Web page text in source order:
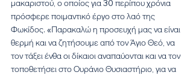
μακαριστού, ο οποίος για 30 περίπου χρόνια
πρόσφερε ποιμαντικό έργο στο λαό της
Φωκίδος. «Παρακαλώ η προσευχή μας να είναι
θερμή και να ζητήσουμε από τον Άγιο Θεό, να
τον τάξει ένθα οι δίκαιοι αναπαύονται και να τον
τοποθετήσει στο Ουράνιο Θυσιαστήριο, για να